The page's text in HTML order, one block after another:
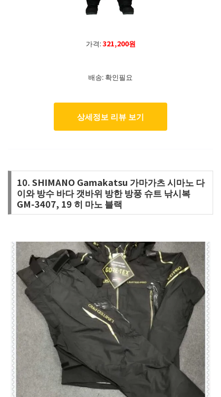
가격:321,200원
배송: 확인필요
상세정보 리뷰 보기
10. SHIMANO Gamakatsu 가마가츠 시마노 다
이와 방수 바다 갯바위 방한 방풍 슈트 낚시복
GM-3407, 19 히 마노 블랙